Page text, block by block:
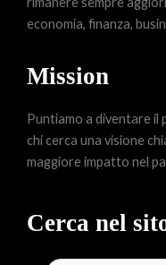
economia, finanza,
Mission
Puntiamo a diventare
chi cerca una visione
maggiore impatto nel
Cerca nel